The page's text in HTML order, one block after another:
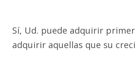
Sí, Ud. puede adquirir
adquirir aquellas que su